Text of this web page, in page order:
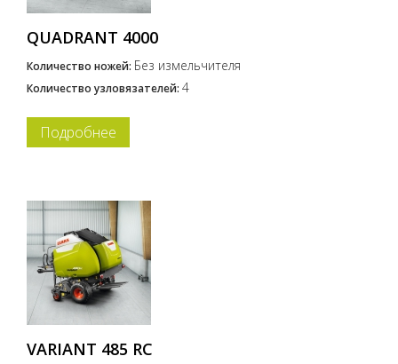
QUADRANT 4000
Количество ножей: Без измельчителя
Количество узловязателей: 4
Подробнее
VARIANT 485 RC